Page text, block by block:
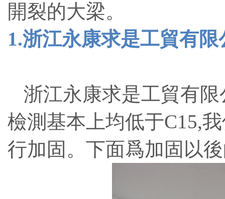
開裂的大梁。
1.浙江永康求是
浙江永康求是工貿有
檢測基本上均低于C15,
行加固。下面爲加固以